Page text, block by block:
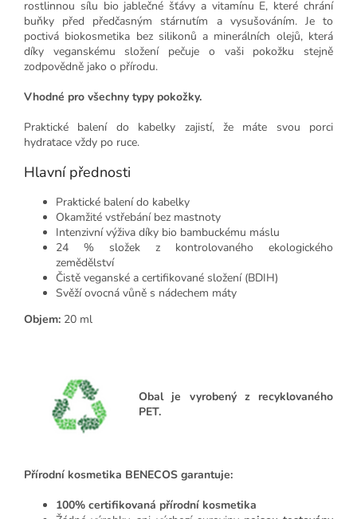
rostlinnou sílu bio jablečné šťávy a vitamínu E, které chrání
buňky před předčasným stárnutím a vysušováním. Je to
poctivá biokosmetika bez silikonů a minerálních olejů, která
díky veganskému složení pečuje o vaši pokožku stejně
zodpovědně jako o přírodu.
Vhodné pro všechny typy pokožky.
Praktické balení do kabelky zajistí, že máte svou porci
hydratace vždy po ruce.
Hlavní přednosti
Praktické balení do kabelky
Okamžité vstřebání bez mastnoty
Intenzivní výživa díky bio bambuckému máslu
24 % složek z kontrolovaného ekologického
zemědělství
Čistě veganské a certifikované složení (BDIH)
Svěží ovocná vůně s nádechem máty
Objem: 20 ml
Obal je vyrobený z recyklovaného
PET.
Přírodní kosmetika BENECOS garantuje:
100% certifikovaná přírodní kosmetika